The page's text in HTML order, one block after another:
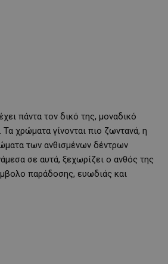
πάντα τον δικό της, μοναδικό
χρώματα γίνονται πιο ζωντανά, η
των ανθισμένων δέντρων
σε αυτά, ξεχωρίζει ο ανθός της
παράδοσης, ευωδιάς και